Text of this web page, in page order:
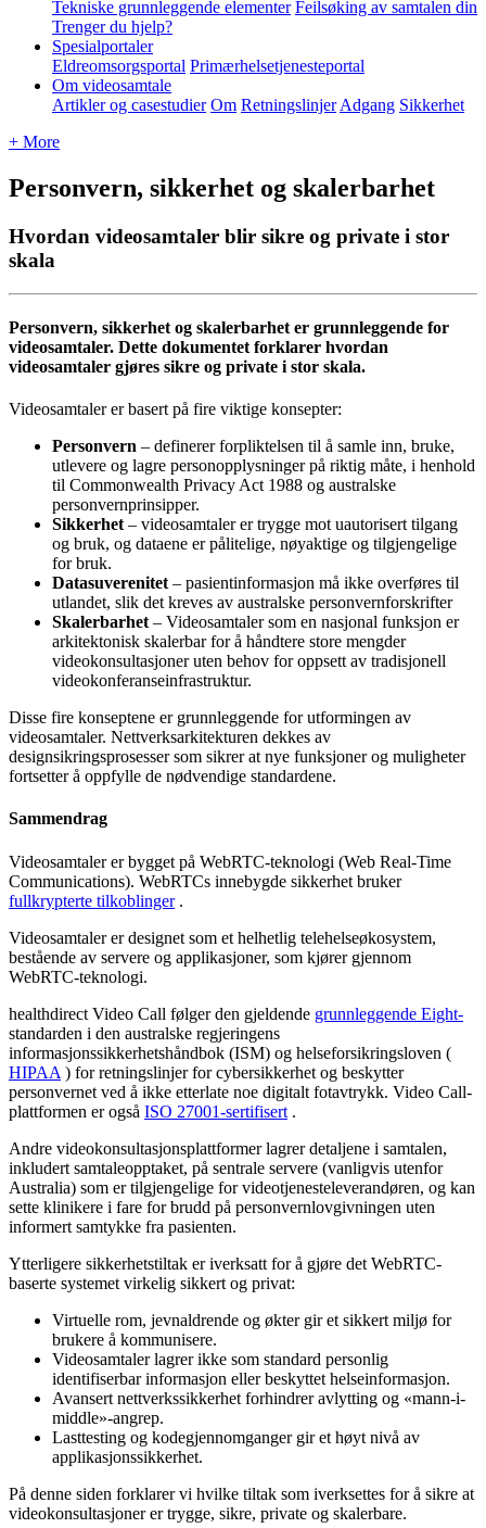
Tekniske grunnleggende elementer Feilsøking av samtalen din
Trenger du hjelp?
Spesialportaler
Eldreomsorgsportal Primærhelsetjenesteportal
Om videosamtale
Artikler og casestudier Om Retningslinjer Adgang Sikkerhet
+ More
Personvern, sikkerhet og skalerbarhet
Hvordan videosamtaler blir sikre og private i stor
skala
Personvern, sikkerhet og skalerbarhet er grunnleggende for
videosamtaler. Dette dokumentet forklarer hvordan
videosamtaler gjøres sikre og private i stor skala.
Videosamtaler er basert på fire viktige konsepter:
Personvern – definerer forpliktelsen til å samle inn, bruke,
utlevere og lagre personopplysninger på riktig måte, i henhold
til Commonwealth Privacy Act 1988 og australske
personvernprinsipper.
Sikkerhet – videosamtaler er trygge mot uautorisert tilgang
og bruk, og dataene er pålitelige, nøyaktige og tilgjengelige
for bruk.
Datasuverenitet – pasientinformasjon må ikke overføres til
utlandet, slik det kreves av australske personvernforskrifter
Skalerbarhet – Videosamtaler som en nasjonal funksjon er
arkitektonisk skalerbar for å håndtere store mengder
videokonsultasjoner uten behov for oppsett av tradisjonell
videokonferanseinfrastruktur.
Disse fire konseptene er grunnleggende for utformingen av
videosamtaler. Nettverksarkitekturen dekkes av
designsikringsprosesser som sikrer at nye funksjoner og muligheter
fortsetter å oppfylle de nødvendige standardene.
Sammendrag
Videosamtaler er bygget på WebRTC-teknologi (Web Real-Time
Communications). WebRTCs innebygde sikkerhet bruker
fullkrypterte tilkoblinger .
Videosamtaler er designet som et helhetlig telehelseøkosystem,
bestående av servere og applikasjoner, som kjører gjennom
WebRTC-teknologi.
healthdirect Video Call følger den gjeldende grunnleggende Eight-
standarden i den australske regjeringens
informasjonssikkerhetshåndbok (ISM) og helseforsikringsloven (
HIPAA ) for retningslinjer for cybersikkerhet og beskytter
personvernet ved å ikke etterlate noe digitalt fotavtrykk. Video Call-
plattformen er også ISO 27001-sertifisert .
Andre videokonsultasjonsplattformer lagrer detaljene i samtalen,
inkludert samtaleopptaket, på sentrale servere (vanligvis utenfor
Australia) som er tilgjengelige for videotjenesteleverandøren, og kan
sette klinikere i fare for brudd på personvernlovgivningen uten
informert samtykke fra pasienten.
Ytterligere sikkerhetstiltak er iverksatt for å gjøre det WebRTC-
baserte systemet virkelig sikkert og privat:
Virtuelle rom, jevnaldrende og økter gir et sikkert miljø for
brukere å kommunisere.
Videosamtaler lagrer ikke som standard personlig
identifiserbar informasjon eller beskyttet helseinformasjon.
Avansert nettverkssikkerhet forhindrer avlytting og «mann-i-
middle»-angrep.
Lasttesting og kodegjennomganger gir et høyt nivå av
applikasjonssikkerhet.
På denne siden forklarer vi hvilke tiltak som iverksettes for å sikre at
videokonsultasjoner er trygge, sikre, private og skalerbare.